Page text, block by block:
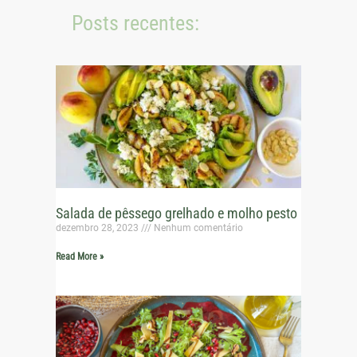
Posts recentes:
Salada de pêssego grelhado e molho pesto
dezembro 28, 2023 Nenhum comentário
Read More »